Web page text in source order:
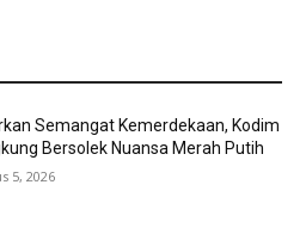
Semangat Kemerdekaan, Kodim
Bersolek Nuansa Merah Putih
5, 2026